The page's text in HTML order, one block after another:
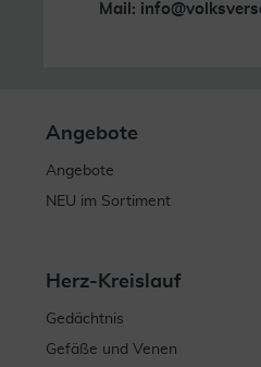
Mail:
Angebote
Angebote
NEU im Sortiment
Herz-Kreislauf
Gedächtnis
Gefäße und Venen